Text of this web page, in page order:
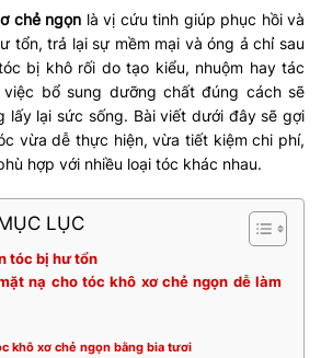
chẻ ngọn là vị cứu tinh giúp phục hồi và
tổn, trả lại sự mềm mại và óng ả chỉ sau
bị khô rối do tạo kiểu, nhuộm hay tác
bổ sung dưỡng chất đúng cách sẽ
lấy lại sức sống. Bài viết dưới đây sẽ gợi
vừa dễ thực hiện, vừa tiết kiệm chi phí,
hợp với nhiều loại tóc khác nhau.
LỤC
tóc bị hư tổn
nạ cho tóc khô xơ chẻ ngọn dễ làm
khô xơ chẻ ngọn bằng bia tươi